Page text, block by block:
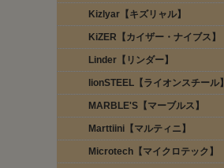
Kizlyar【キズリャル】
KiZER【カイザー・ナイブス】
Linder【リンダー】
lionSTEEL【ライオンスチール】
MARBLE'S【マーブルス】
Marttiini【マルティニ】
Microtech【マイクロテック】